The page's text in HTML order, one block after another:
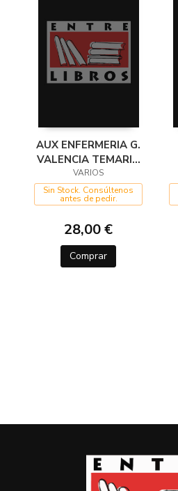
AUX ENFERMERIA G.
VALENCIA TEMARIO
GENERAL
VARIOS
Sin Stock. Consúltenos
antes de pedir.
28,00 €
Comprar